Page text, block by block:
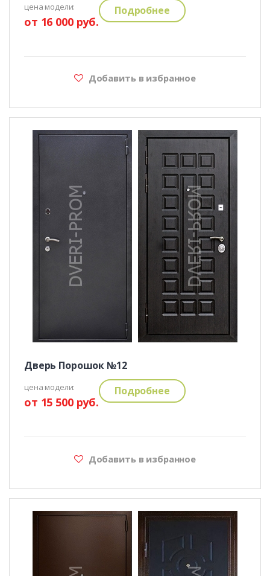
цена модели:
от 16 000 руб.
Подробнее
Добавить в избранное
Дверь Порошок №12
цена модели:
от 15 500 руб.
Подробнее
Добавить в избранное